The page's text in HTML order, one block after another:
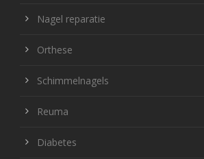
Nagel reparatie
Orthese
Schimmelnagels
Reuma
Diabetes